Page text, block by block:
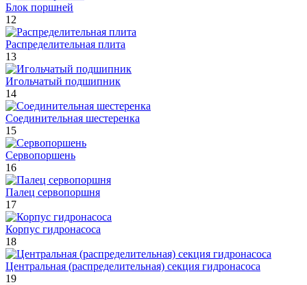
Блок поршней
12
Распределительная плита
13
Игольчатый подшипник
14
Соединительная шестеренка
15
Сервопоршень
16
Палец сервопоршня
17
Корпус гидронасоса
18
Центральная (распределительная) секция гидронасоса
19